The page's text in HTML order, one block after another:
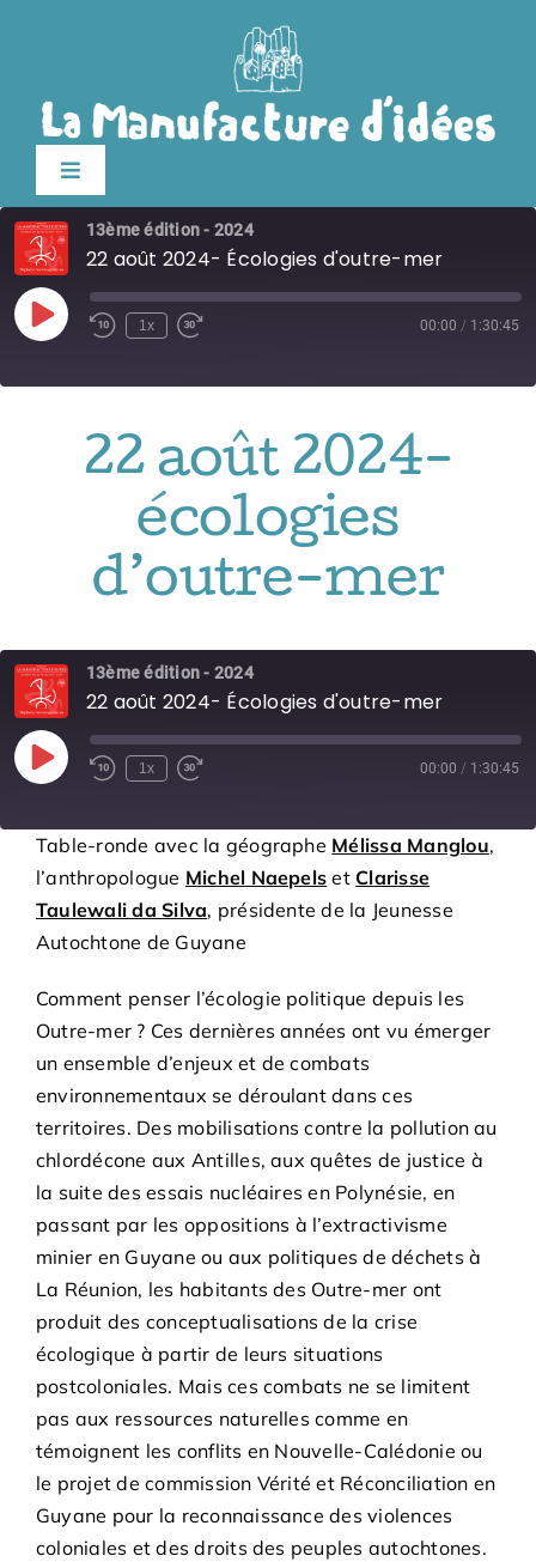
Toggle
Navigation
Édition 2026
Le festival
Billetterie
Infos pratiques
Bénévoles
Archives
Contact
13ème édition - 2024
22 août 2024- Écologies d'outre-mer
Play
Episode
1x 00:00 / 1:30:45
22 août 2024-
écologies
d’outre-mer
13ème édition - 2024
22 août 2024- Écologies d'outre-mer
Play
Episode
1x 00:00 / 1:30:45
Table-ronde avec la géographe Mélissa Manglou,
l’anthropologue Michel Naepels etClarisse
Taulewali da Silva, présidente de la Jeunesse
Autochtone de Guyane
Comment penser l’écologie politique depuis les
Outre-mer ? Ces dernières années ont vu émerger
un ensemble d’enjeux et de combats
environnementaux se déroulant dans ces
territoires. Des mobilisations contre la pollution au
chlordécone aux Antilles, aux quêtes de justice à
la suite des essais nucléaires en Polynésie, en
passant par les oppositions à l’extractivisme
minier en Guyane ou aux politiques de déchets à
La Réunion, les habitants des Outre-mer ont
produit des conceptualisations de la crise
écologique à partir de leurs situations
postcoloniales. Mais ces combats ne se limitent
pas aux ressources naturelles comme en
témoignent les conflits en Nouvelle-Calédonie ou
le projet de commission Vérité et Réconciliation en
Guyane pour la reconnaissance des violences
coloniales et des droits des peuples autochtones.